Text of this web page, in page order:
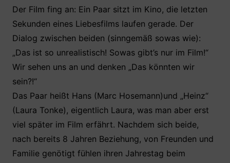
Der Film fing an: Ein Paar sitzt im Kino, die letzten
Sekunden eines Liebesfilms laufen gerade. Der
Dialog zwischen beiden (sinngemäß sowas wie):
„Das ist so unrealistisch! Sowas gibt’s nur im Film!“
Wir sehen uns an und denken „Das könnten wir
sein?!“
Das Paar heißt Hans (Marc Hosemann)und „Heinz“
(Laura Tonke), eigentlich Laura, was man aber erst
viel später im Film erfährt. Nachdem sich beide,
nach bereits 8 Jahren Beziehung, von Freunden und
Familie genötigt fühlen ihren Jahrestag beim